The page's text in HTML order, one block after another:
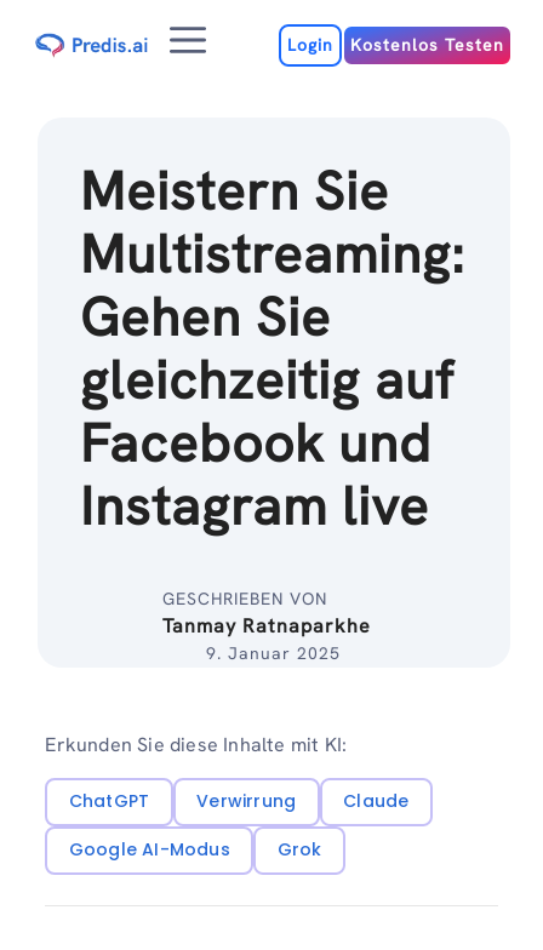
Inhalt
MenuLogin Kostenlos Testen
Meistern Sie
Multistreaming:
Gehen Sie
gleichzeitig auf
Facebook und
Instagram live
GESCHRIEBEN VON
Tanmay Ratnaparkhe
9. Januar 2025
Erkunden Sie diese Inhalte mit KI:
ChatGPT Verwirrung
Claude
Google AI-Modus
Grok